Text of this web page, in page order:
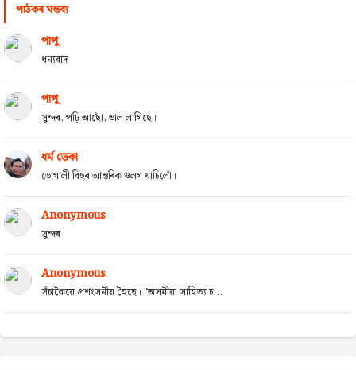
পাঠকৰ মন্তব্য
পাপু
ধন্যবাদ
পাপু
সুন্দৰ, পঢ়ি আছোঁ, ভাল লাগিছে।
ধৰ্ম ডেকা
ভোগালী বিহুৰ আন্তৰিক ওলগ যাচিলোঁ।
Anonymous
সুন্দৰ
Anonymous
সঁচাকৈয়ে প্ৰশংসনীয় হৈছে। "অসমীয়া সাহিত্য চ...